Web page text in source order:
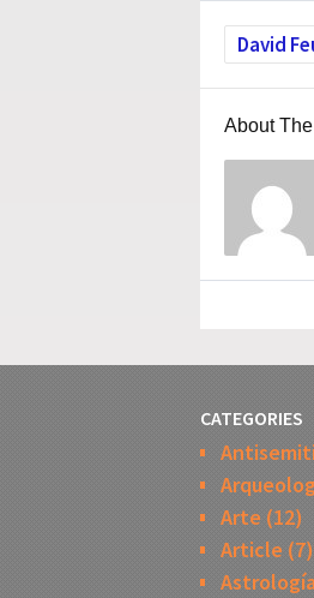
David
About
CATEGORIES
Arte (12)
Article (7)